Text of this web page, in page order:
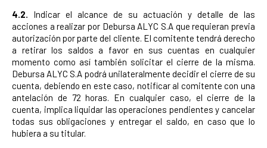
4.2. Indicar el alcance de su actuación y detalle de las
acciones a realizar por Debursa ALYC S.A que requieran previa
autorización por parte del cliente. El comitente tendrá derecho
a retirar los saldos a favor en sus cuentas en cualquier
momento como así también solicitar el cierre de la misma.
Debursa ALYC S.A podrá unilateralmente decidir el cierre de su
cuenta, debiendo en este caso, notificar al comitente con una
antelación de 72 horas. En cualquier caso, el cierre de la
cuenta, implica liquidar las operaciones pendientes y cancelar
todas sus obligaciones y entregar el saldo, en caso que lo
hubiera a su titular.